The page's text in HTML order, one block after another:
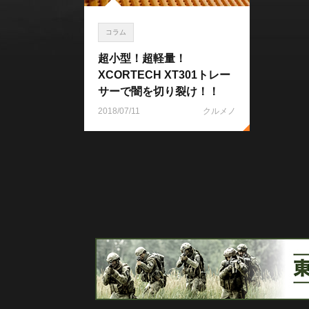
コラム
超小型！超軽量！
XCORTECH XT301トレー
サーで闇を切り裂け！！
2018/07/11 クルメノ